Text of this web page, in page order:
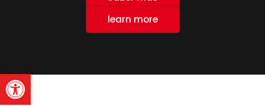
learn more
Abrir barra de